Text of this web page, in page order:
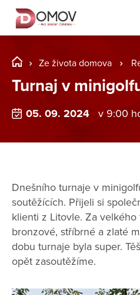
Ze života domova
Turnaj v
05. 09. 2024 v 9:00
Dnešního turnaje v
soutěžících. Přijeli si
klienti z Litovle. Za
bronzové, stříbrné a zlaté
dobu turnaje byla super.
opět zasoutěžíme.